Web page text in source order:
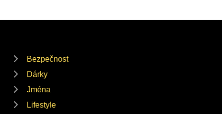
Bezpečnost
Dárky
Jména
Lifestyle